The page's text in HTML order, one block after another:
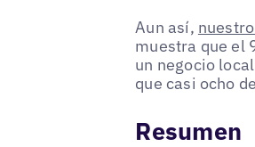
Aun así,
muestra que el
un negocio
que casi ocho
Resumen